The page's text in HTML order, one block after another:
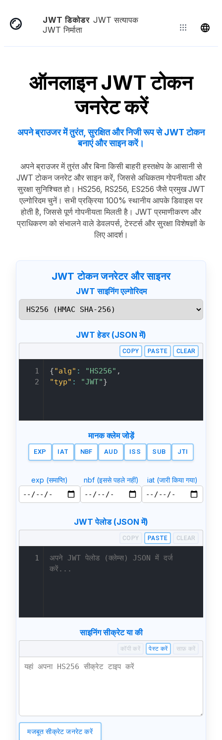
JWT डिकोडर JWT सत्यापक
JWT निर्माता
ऑनलाइन JWT टोकन
जनरेट करें
अपने ब्राउजर में तुरंत, सुरक्षित और निजी रूप से JWT टोकन
बनाएं और साइन करें।
अपने ब्राउजर में तुरंत और बिना किसी बाहरी हस्तक्षेप के आसानी से
JWT टोकन जनरेट और साइन करें, जिससे अधिकतम गोपनीयता और
सुरक्षा सुनिश्चित हो। HS256, RS256, ES256 जैसे प्रमुख JWT
एल्गोरिदम चुनें। सभी प्रक्रिया 100% स्थानीय आपके डिवाइस पर
होती है, जिससे पूर्ण गोपनीयता मिलती है। JWT प्रमाणीकरण और
प्राधिकरण को संभालने वाले डेवलपर्स, टेस्टर्स और सुरक्षा विशेषज्ञों के
लिए आदर्श।
JWT टोकन जनरेटर और साइनर
JWT साइनिंग एल्गोरिदम
JWT हेडर (JSON में)
COPY PASTE CLEAR
1
2
{"alg" : "HS256" ,
"typ" : "JWT"}
मानक क्लेम जोड़ें
EXP IAT NBF AUD ISS SUB JTI
exp (समाप्ति) nbf (इससे पहले नहीं) iat (जारी किया गया)
JWT पेलोड (JSON में)
COPY PASTE CLEAR
1
साइनिंग सीक्रेट या की
कॉपी करें पेस्ट करें साफ़ करें
मजबूत सीक्रेट जनरेट करें